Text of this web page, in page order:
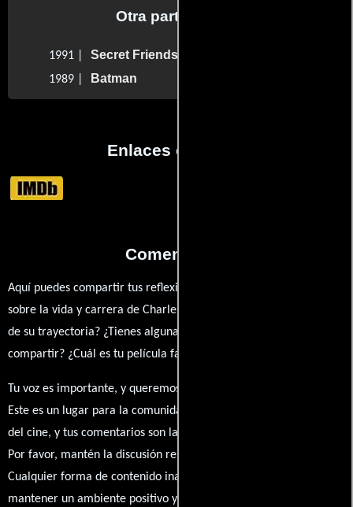
Otra participaron
1991 | Secret Friends
1989 | Batman
Enlaces externos
Comentarios
Aquí puedes compartir tus reflexiones, anécdotas y opiniones
sobre la vida y carrera de Charles Staffell. ¿Qué te ha inspirado
de su trayectoria? ¿Tienes alguna anécdota personal que desees
compartir? ¿Cuál es tu película favorita en la que ha participado?
Tu voz es importante, y queremos escuchar tus pensamientos.
Este es un lugar para la comunidad de admiradores y amantes
del cine, y tus comentarios son la esencia de esta conversación.
Por favor, mantén la discusión respetuosa y constructiva.
Cualquier forma de contenido inapropiado será eliminado para
mantener un ambiente positivo y enriquecedor para todos.